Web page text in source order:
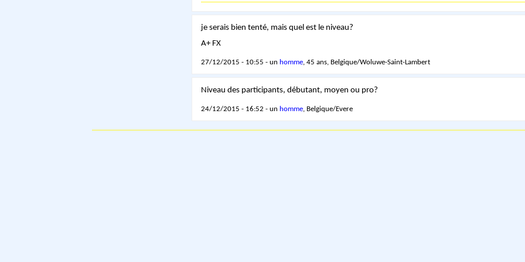
je serais bien tenté, mais quel est le niveau?
A+ FX
27/12/2015 - 10:55 - un homme, 45 ans, Belgique/Woluwe-Saint-Lambert
Niveau des participants, débutant, moyen ou pro?
24/12/2015 - 16:52 - un homme, Belgique/Evere